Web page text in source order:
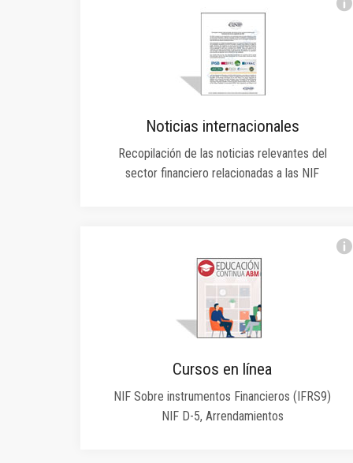
Noticias internacionales
Recopilación de las noticias relevantes del
sector financiero relacionadas a las NIF
Cursos en línea
NIF Sobre instrumentos Financieros (IFRS9)
NIF D-5, Arrendamientos